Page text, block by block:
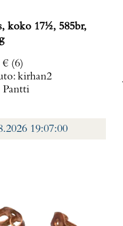
koko 17½, 585br,
€ (6)
kirhan2
Pantti
19:07:00